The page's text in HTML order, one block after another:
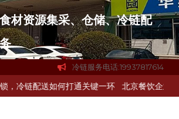
材资源集采、仓储、冷链配
冷链服务电话:19937817614
厨房布局餐饮连锁，冷链配送如何打通关键一环